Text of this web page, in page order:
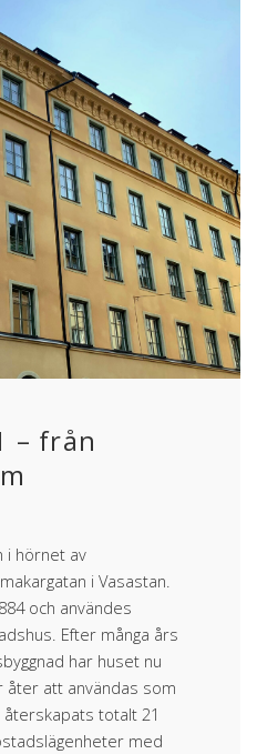
– från
i hörnet av
i Vasastan.
och användes
Efter många års
har huset nu
att användas som
totalt 21
med